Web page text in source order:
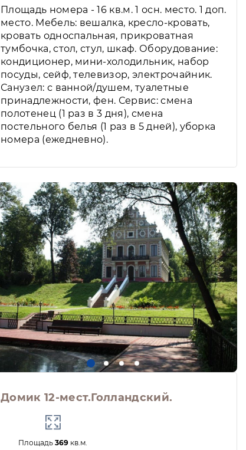
Площадь номера - 16 кв.м. 1 осн. место. 1 доп.
место. Мебель: вешалка, кресло-кровать,
кровать односпальная, прикроватная
тумбочка, стол, стул, шкаф. Оборудование:
кондиционер, мини-холодильник, набор
посуды, сейф, телевизор, электрочайник.
Санузел: с ванной/душем, туалетные
принадлежности, фен. Сервис: смена
полотенец (1 раз в 3 дня), смена
постельного белья (1 раз в 5 дней), уборка
номера (ежедневно).
Домик 12-мест.Голландский.
Площадь369 кв.м.